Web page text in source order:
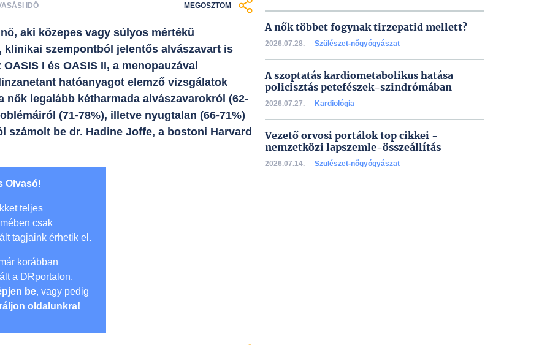
IDŐ MEGOSZTOM
aki közepes vagy súlyos mértékű
klinikai szempontból jelentős alvászavart is
I és OASIS II, a menopauzával
hatóanyagot elemző vizsgálatok
nők legalább kétharmada alvászavarokról (62-
(71-78%), illetve nyugtalan (66-71%)
számolt be dr. Hadine Joffe, a bostoni Harvard
Olvasó!
teljes
csak
tagjaink érhetik el.
korábban
a DRportalon,
be, vagy pedig
oldalunkra!
A nők többet fogynak tirzepatid mellett?
2026.07.28. Szülészet-nőgyógyászat
A szoptatás kardiometabolikus hatása
policisztás petefészek-szindrómában
2026.07.27. Kardiológia
Vezető orvosi portálok top cikkei -
nemzetközi lapszemle-összeállítás
2026.07.14. Szülészet-nőgyógyászat